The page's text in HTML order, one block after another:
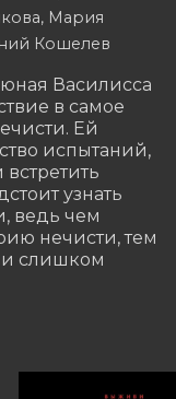
Мария
Кошелев
Василисса
в самое
Ей
испытаний,
узнать
ведь чем
нечисти, тем
слишком